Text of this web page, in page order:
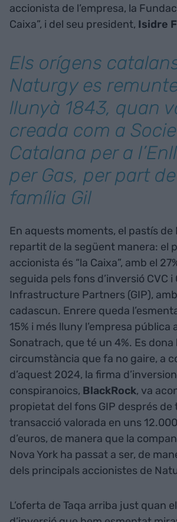
accionista de l’empresa, la
Caixa”, i del seu president, Isidre
Els orígens
Naturgy es
llunyà 1843, quan
creada com a
Catalana per a
per Gas, per part
família Gil
En aquests moments, el pastís
repartit de la següent manera: el
accionista és “la Caixa”, amb el
seguida pels fons d’inversió CVC i
Infrastructure Partners (GIP), amb
cadascun. Enrere queda
15% i més lluny l’empresa pública
Sonatrach, que té un 4%. Es dona
circumstància que fa no gaire, a
d’aquest 2024, la firma
conspiranoics, BlackRock, va
propietat del fons GIP després de
transacció valorada en uns
d’euros, de manera que la
Nova York ha passat a ser, de
dels principals accionistes de
L’oferta de Taqa arriba just quan